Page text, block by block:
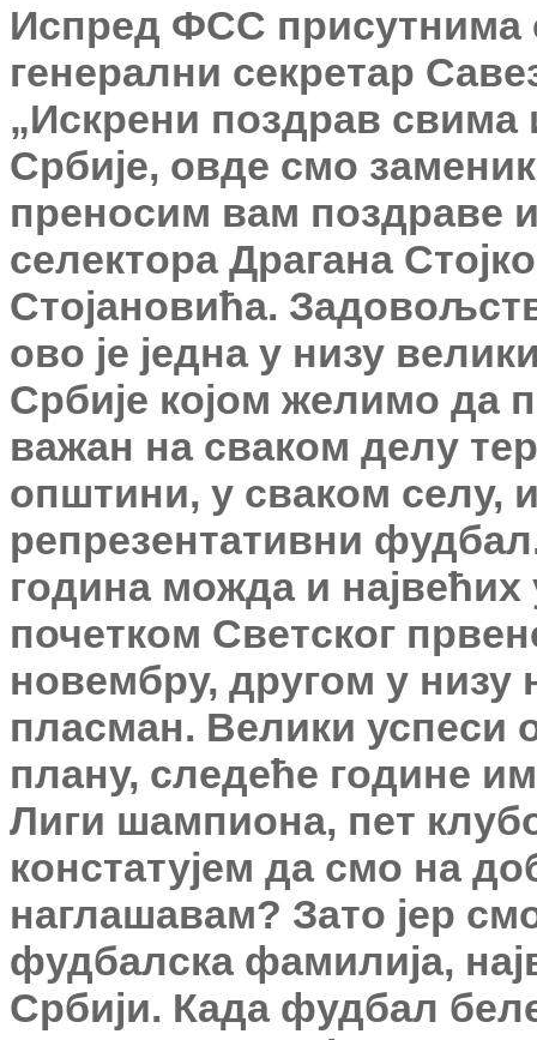
Испред ФСС присутнима
генерални секретар
„Искрени поздрав свима
Србије, овде смо
преносим вам поздраве
селектора Драгана
Стојановића.
ово је једна у низу
Србије којом желимо да
важан на сваком делу
општини, у сваком селу,
репрезентативни фудбал.
година можда и
почетком Светског
новембру, другом у низу
пласман. Велики успеси
плану, следеће године
Лиги шампиона, пет
констатујем да смо на
наглашавам? Зато јер
фудбалска фамилија,
Србији. Када фудбал